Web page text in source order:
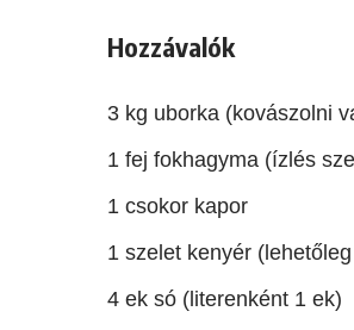
Hozzávalók
3 kg uborka (kovászolni
1 fej fokhagyma (ízlés
1 csokor kapor
1 szelet kenyér
4 ek só (literenként 1 ek)